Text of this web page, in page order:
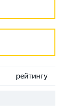
рейтингу